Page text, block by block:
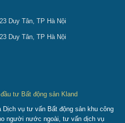
Duy Tân, TP Hà Nội
Duy Tân, TP Hà Nội
tư Bất động sản Kland
Dịch vụ tư vấn Bất động sản khu công
người nước ngoài, tư vấn dịch vụ